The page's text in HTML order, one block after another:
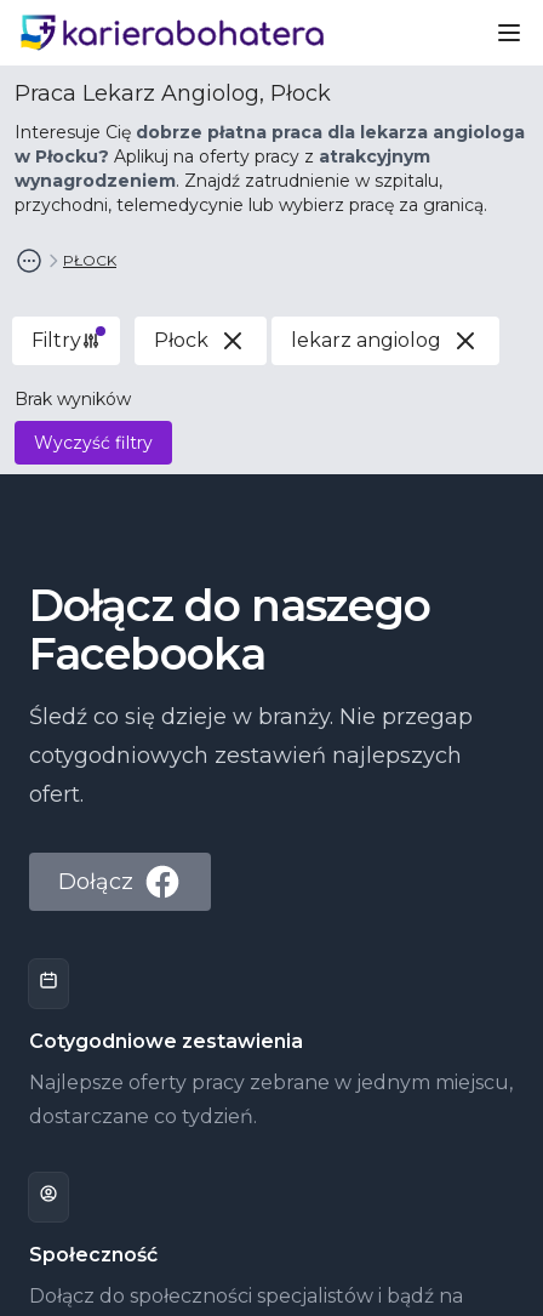
Praca Lekarz Angiolog, Płock
Interesuje Cię dobrze płatna praca dla lekarza angiologa
w Płocku? Aplikuj na oferty pracy z atrakcyjnym
wynagrodzeniem. Znajdź zatrudnienie w szpitalu,
przychodni, telemedycynie lub wybierz pracę za granicą.
PŁOCK
Filtry Płock lekarz angiolog
Brak wyników
Wyczyść filtry
Dołącz do naszego
Facebooka
Śledź co się dzieje w branży. Nie przegap
cotygodniowych zestawień najlepszych
ofert.
Dołącz
Cotygodniowe zestawienia
Najlepsze oferty pracy zebrane w jednym miejscu,
dostarczane co tydzień.
Społeczność
Dołącz do społeczności specjalistów i bądź na